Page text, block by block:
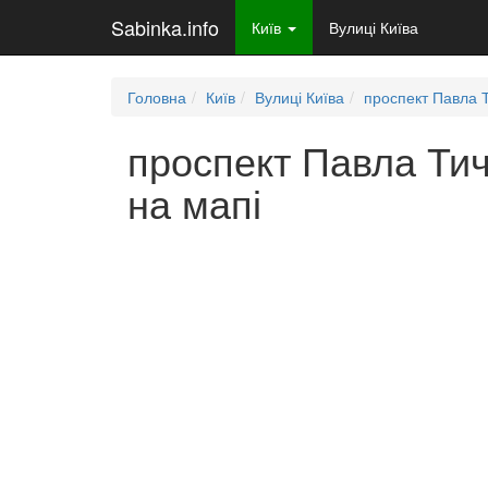
Sabinka.info Київ Вулиці Київа
Головна Київ Вулиці Київа проспект Павла
проспект Павла
на мапі